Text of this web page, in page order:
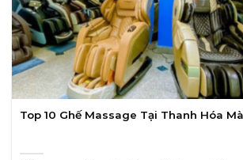
Top 10 Ghế Massage Tại Thanh Hóa